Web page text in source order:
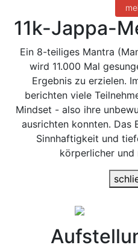
11k-Jappa-
Ein 8-teiliges Mantra
wird 11.000 Mal
Ergebnis zu erzielen.
berichten viele
Mindset - also ihre
ausrichten konnten. Das
Sinnhaftigkeit und
körperlicher und